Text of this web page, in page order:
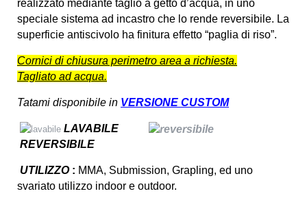
realizzato mediante taglio a getto d’acqua, in uno
speciale sistema ad incastro che lo rende reversibile. La
superficie antiscivolo ha finitura effetto “paglia di riso”.
Cornici di chiusura perimetro area a richiesta.
Tagliato ad acqua.
Tatami disponibile in VERSIONE CUSTOM
LAVABILE
REVERSIBILE
UTILIZZO: MMA, Submission, Grapling, ed uno
svariato utilizzo indoor e outdoor.